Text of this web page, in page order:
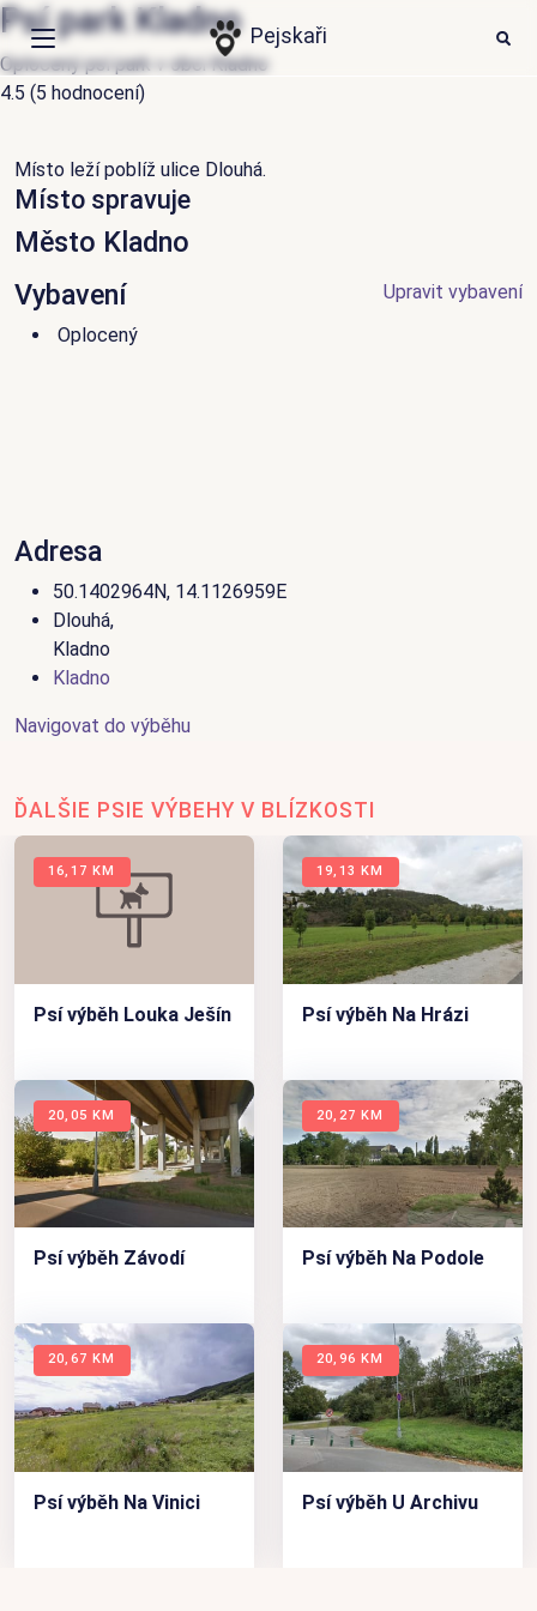
Pejskaři
Události
Psí aktivity
Místa
Přihlášení
Psí park Kladno
Oplocený psí park v obci Kladno
4.5 (5 hodnocení)
Místo leží poblíž ulice Dlouhá.
Místo spravuje
Město Kladno
Vybavení
Upravit vybavení
Oplocený
Adresa
50.1402964N, 14.1126959E
Dlouhá,
Kladno
Kladno
Navigovat do výběhu
ĎALŠIE PSIE VÝBEHY V BLÍZKOSTI
16,17 KM
Psí výběh Louka Ješín
19,13 KM
Psí výběh Na Hrázi
20,05 KM
Psí výběh Závodí
20,27 KM
Psí výběh Na Podole
20,67 KM
Psí výběh Na Vinici
20,96 KM
Psí výběh U Archivu